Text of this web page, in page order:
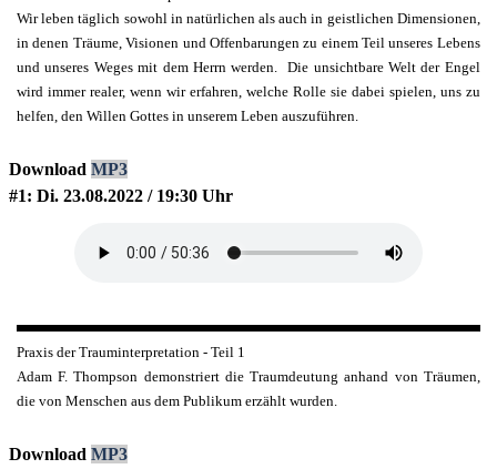
Wir leben täglich sowohl in natürlichen als auch in geistlichen Dimensionen,
in denen Träume, Visionen und Offenbarungen zu einem Teil unseres Lebens
und unseres Weges mit dem Herrn werden. Die unsichtbare Welt der Engel
wird immer realer, wenn wir erfahren, welche Rolle sie dabei spielen, uns zu
helfen, den Willen Gottes in unserem Leben auszuführen.
Download MP3
#1: Di. 23.08.2022 / 19:30 Uhr
Praxis der Trauminterpretation - Teil 1
Adam F. Thompson demonstriert die Traumdeutung anhand von Träumen,
die von Menschen aus dem Publikum erzählt wurden.
Download MP3